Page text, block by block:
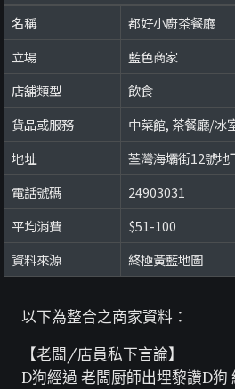
名稱
都好小廚茶餐廳
立場
藍色商家
店舖類型
飲食
貨品或服務
中菜館, 茶餐廳/冰
地址
荃灣海壩街12號地
電話號碼
24903031
平均消費
$51-100
資料來源
終極黃藍地圖
以下為整合之商家資料：
【老闆/店員私下言論】
D狗經過 老闆厨師出埋黎讚D